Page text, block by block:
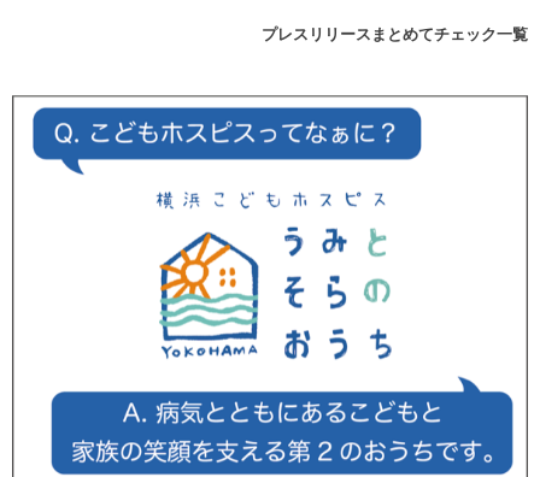
プレスリリースまとめてチェック一覧